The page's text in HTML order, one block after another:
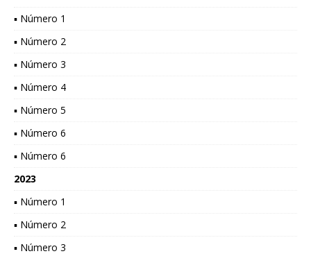
▪ Número 1
▪ Número 2
▪ Número 3
▪ Número 4
▪ Número 5
▪ Número 6
▪ Número 6
2023
▪ Número 1
▪ Número 2
▪ Número 3